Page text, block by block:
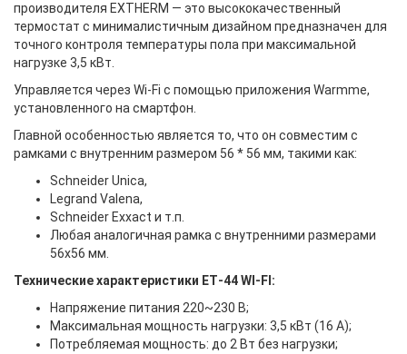
производителя EXTHERM — это высококачественный
термостат с минималистичным дизайном предназначен для
точного контроля температуры пола при максимальной
нагрузке 3,5 кВт.
Управляется через Wi-Fi с помощью приложения Warmme,
установленного на смартфон.
Главной особенностью является то, что он совместим с
рамками с внутренним размером 56 * 56 мм, такими как:
Schneider Unica,
Legrand Valena,
Schneider Exxact и т.п.
Любая аналогичная рамка с внутренними размерами
56х56 мм.
Технические характеристики ET‐44 WI-FI:
Напряжение питания 220~230 В;
Максимальная мощность нагрузки: 3,5 кВт (16 А);
Потребляемая мощность: до 2 Вт без нагрузки;